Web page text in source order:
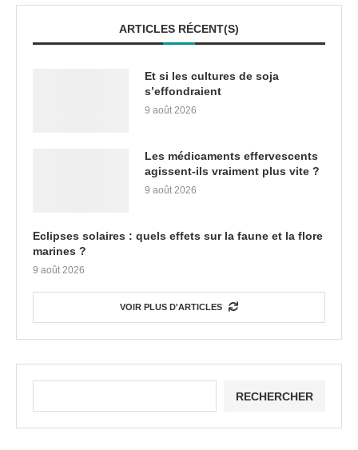
ARTICLES RÉCENT(S)
Et si les cultures de soja
s’effondraient
9 août 2026
Les médicaments effervescents
agissent-ils vraiment plus vite ?
9 août 2026
Eclipses solaires : quels effets sur la faune et la flore
marines ?
9 août 2026
VOIR PLUS D'ARTICLES
RECHERCHER